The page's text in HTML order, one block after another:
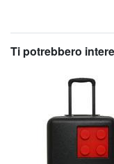
Ti potrebbero